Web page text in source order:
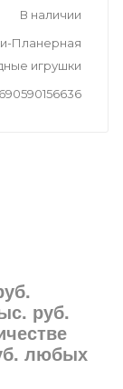
В наличии
Планерная
игрушки
руб.
любых